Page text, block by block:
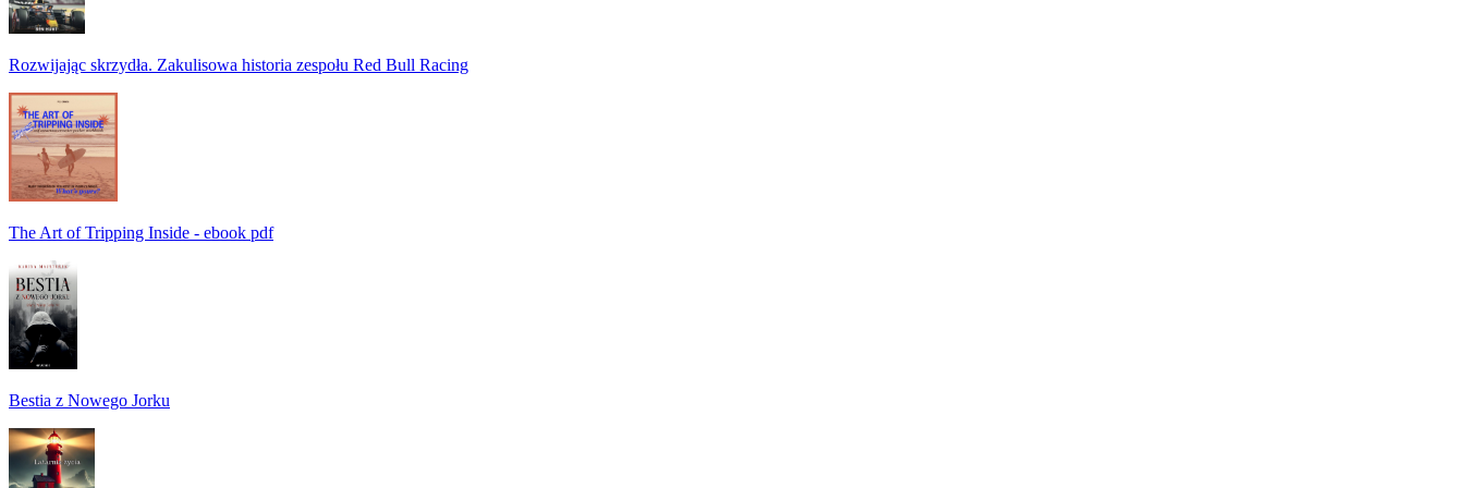
Rozwijając skrzydła. Zakulisowa historia zespołu Red Bull Racing
The Art of Tripping Inside - ebook pdf
Bestia z Nowego Jorku